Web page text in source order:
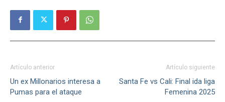
Artículo anterior
Un ex Millonarios interesa a
Pumas para el ataque
Artículo siguiente
Santa Fe vs Cali: Final ida liga
Femenina 2025